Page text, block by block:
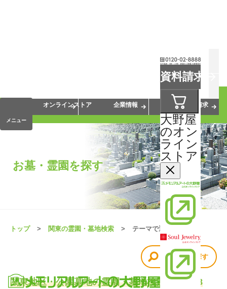
資料請求
大野屋
のオン
ライン
ストア
メニュー
会員サービス
オンラインストア
企業情報 資料請求
お墓・霊園を探す
トップ 関東の霊園・墓地検索 テーマで選ぶ
関東地区・公園墓地の霊園・墓地検索結果（98
他の条件で探す